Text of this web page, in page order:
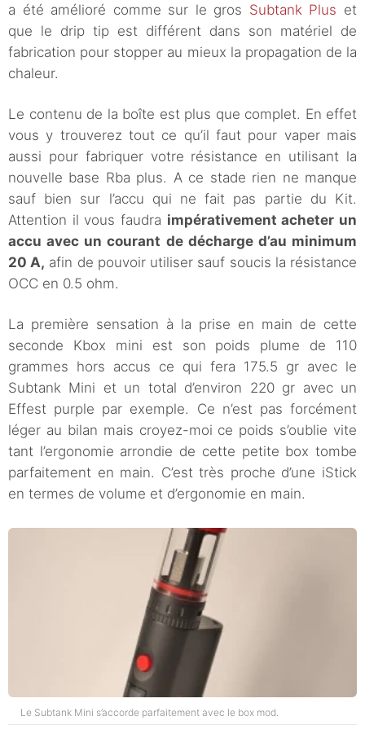
a été amélioré comme sur le gros Subtank Plus et
que le drip tip est différent dans son matériel de
fabrication pour stopper au mieux la propagation de la
chaleur.
Le contenu de la boîte est plus que complet. En effet
vous y trouverez tout ce qu’il faut pour vaper mais
aussi pour fabriquer votre résistance en utilisant la
nouvelle base Rba plus. A ce stade rien ne manque
sauf bien sur l’accu qui ne fait pas partie du Kit.
Attention il vous faudra impérativement acheter un
accu avec un courant de décharge d’au minimum
20 A, afin de pouvoir utiliser sauf soucis la résistance
OCC en 0.5 ohm.
La première sensation à la prise en main de cette
seconde Kbox mini est son poids plume de 110
grammes hors accus ce qui fera 175.5 gr avec le
Subtank Mini et un total d’environ 220 gr avec un
Effest purple par exemple. Ce n’est pas forcément
léger au bilan mais croyez-moi ce poids s’oublie vite
tant l’ergonomie arrondie de cette petite box tombe
parfaitement en main. C’est très proche d’une iStick
en termes de volume et d’ergonomie en main.
Le Subtank Mini s’accorde parfaitement avec le box mod.